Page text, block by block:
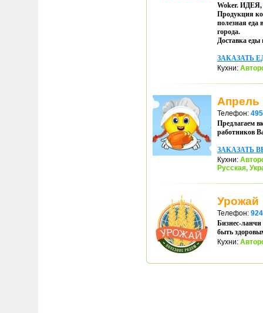
Woker.
Продукция
полезная еда
города.
Доставка еды
ЗАКАЗАТЬ
Кухни:
Апрель
Телефон:
Предлагаем
работников
ЗАКАЗАТЬ
Кухни:
Русская,
Урожай
Телефон:
Бизнес-ланчи
быть
Кухни: